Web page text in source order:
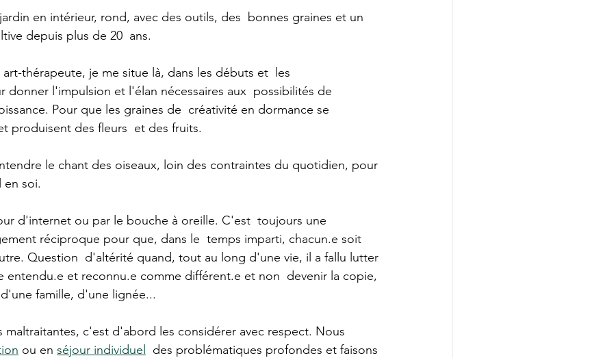
en intérieur, rond, avec des outils, des  bonnes graines et un
depuis plus de 20  ans.
thérapeute, je me situe là, dans les débuts et  les
donner l'impulsion et l'élan nécessaires aux  possibilités de
Pour que les graines de  créativité en dormance se
produisent des fleurs  et des fruits.
le chant des oiseaux, loin des contraintes du quotidien, pour
en soi.
d'internet ou par le bouche à oreille. C'est  toujours une
réciproque pour que, dans le  temps imparti, chacun.e soit
Question  d'altérité quand, tout au long d'une vie, il a fallu lutter
entendu.e et reconnu.e comme différent.e et non  devenir la copie,
famille, d'une lignée...
maltraitantes, c'est d'abord les considérer avec respect. Nous
ou en séjour individuel
  des problématiques profondes et faisons